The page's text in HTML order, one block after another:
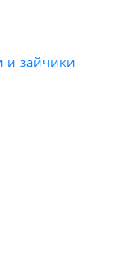
и зайчики